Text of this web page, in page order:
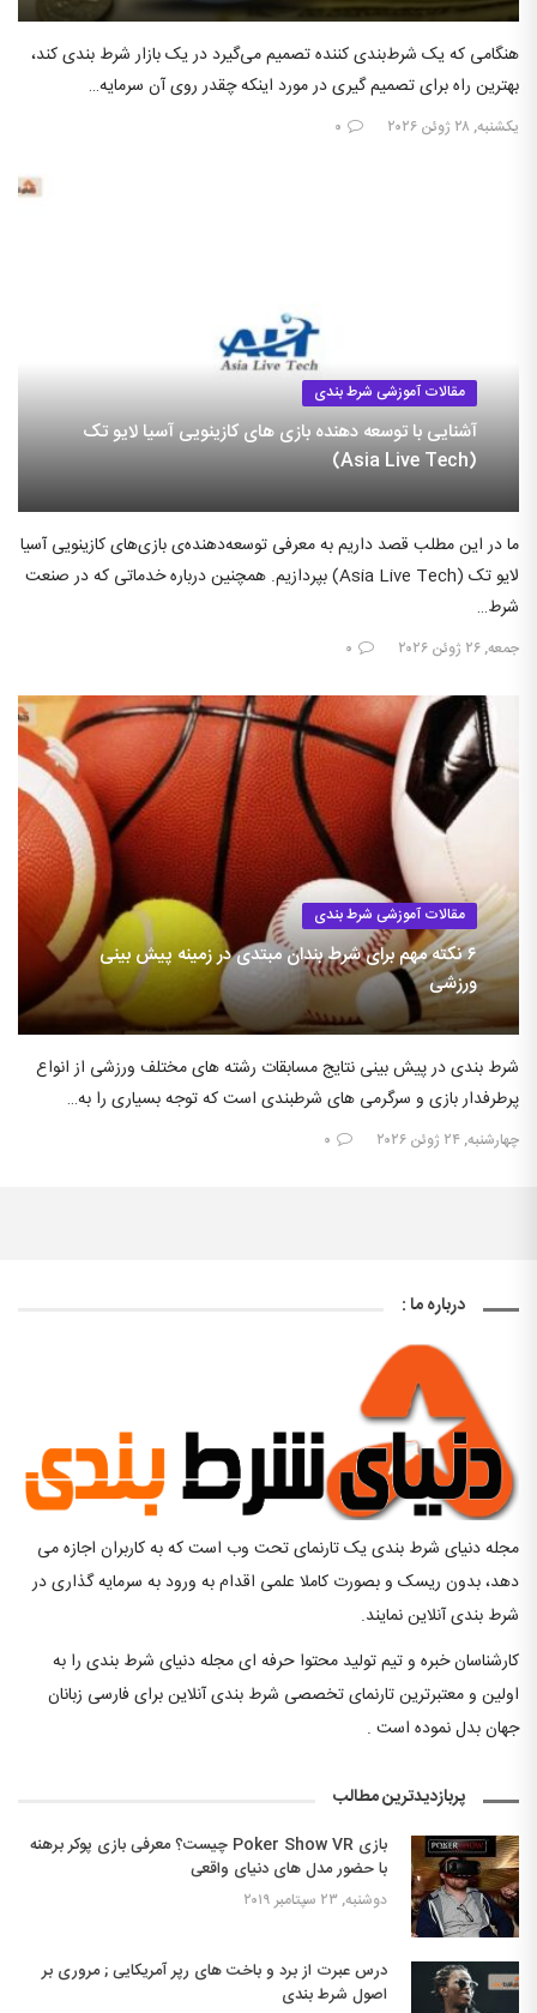
هنگامی که یک شرط‌بندی کننده تصمیم می‌گیرد در یک بازار شرط بندی کند،
بهترین راه برای تصمیم گیری در مورد اینکه چقدر روی آن سرمایه…
یکشنبه, ۲۸ ژوئن ۲۰۲۶ ۰
مقالات آموزشی شرط بندی
آشنایی با توسعه دهنده بازی های کازینویی آسیا لایو تک
(Asia Live Tech)
ما در این مطلب قصد داریم به معرفی توسعه‌دهنده‌ی بازی‌های کازینویی آسیا
لایو تک (Asia Live Tech) بپردازیم. همچنین درباره خدماتی که در صنعت
شرط…
جمعه, ۲۶ ژوئن ۲۰۲۶ ۰
مقالات آموزشی شرط بندی
۶ نکته مهم برای شرط بندان مبتدی در زمینه پیش بینی
ورزشی
شرط بندی در پیش بینی نتایج مسابقات رشته های مختلف ورزشی از انواع
پرطرفدار بازی و سرگرمی های شرطبندی است که توجه بسیاری را به…
چهارشنبه, ۲۴ ژوئن ۲۰۲۶ ۰
درباره ما :
مجله دنیای شرط بندی یک تارنمای تحت وب است که به کاربران اجازه می
دهد، بدون ریسک و بصورت کاملا علمی اقدام به ورود به سرمایه گذاری در
شرط بندی آنلاین نمایند.
کارشناسان خبره و تیم تولید محتوا حرفه ای مجله دنیای شرط بندی را به
اولین و معتبرترین تارنمای تخصصی شرط بندی آنلاین برای فارسی زبانان
جهان بدل نموده است .
پربازدیدترین مطالب
بازی Poker Show VR چیست؟ معرفی بازی پوکر برهنه
با حضور مدل های دنیای واقعی
دوشنبه, ۲۳ سپتامبر ۲۰۱۹
درس عبرت از برد و باخت های رپر آمریکایی ; مروری بر
اصول شرط بندی